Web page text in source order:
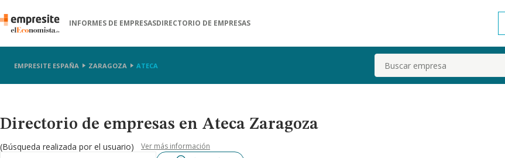
INFORMES DE EMPRESASDIRECTORIO DE EMPRESAS
EMPRESITE ESPAÑA ZARAGOZA ATECA Buscar
Directorio de empresas en Ateca Zaragoza
(Búsqueda realizada por el usuario) Ver más información